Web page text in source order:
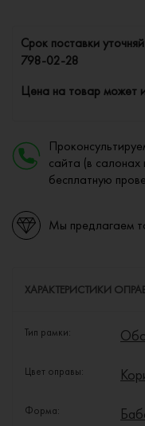
Cрок поставки
798-02-28
Цена на товар может
сайта (в
бесплатную
Мы предлагаем
ХАРАКТЕРИСТИКИ
Тип рамки:
Цвет оправы:
Форма: